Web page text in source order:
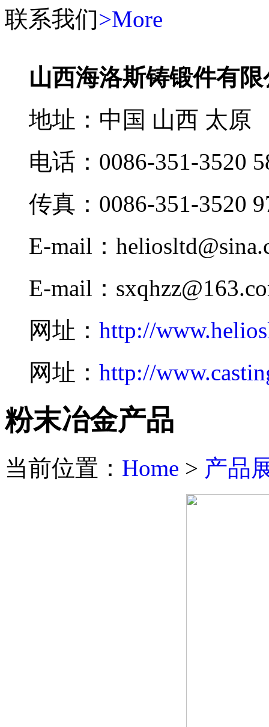
联系我们>More
山西海洛斯铸锻件有
地址：中国 山西 太原
电话：0086-351-3520
传真：0086-351-3520
E-mail：
E-mail：
网址： http://
网址： http://
粉末冶金产品
当前位置： Home > 产品